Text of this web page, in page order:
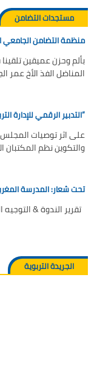
مستجدات التضامن
منظمة التضامن
بألم وحزن عميقين
المناضل الفذ الأخ عمر
“التدبير الرقمي للإدارة
على اثر توصيات المجلس
والتكوين نظم المكتبان
تحت شعار: المدرسة
تقرير الندوة & التوجيه
الجريدة التربوية